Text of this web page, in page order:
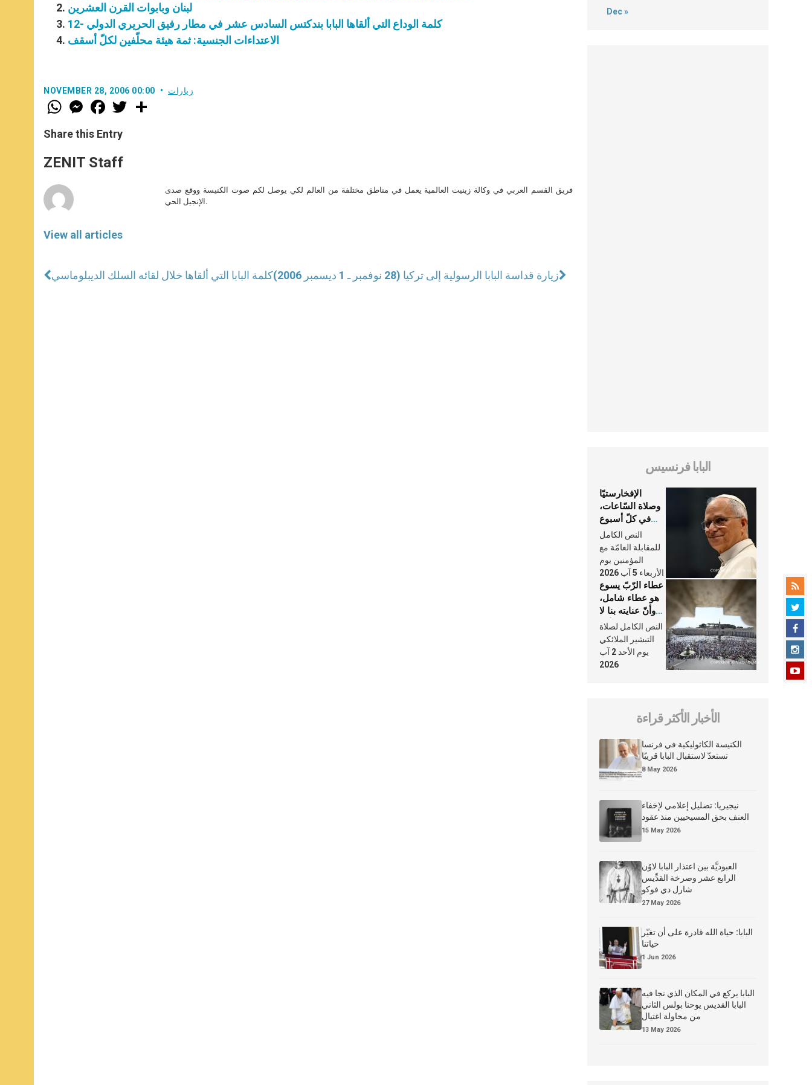
لبنان وبابوات القرن العشرين
12- كلمة الوداع التي ألقاها البابا بندكتس السادس عشر في مطار رفيق الحريري الدولي
الاعتداءات الجنسية: ثمة هيئة محلّفين لكلّ أسقف
NOVEMBER 28, 2006 00:00 زيارات
W
h
t
s
p
p
M
e
s
e
g
e
F
a
e
b
o
k
w
Share this Entry
ZENIT Staff
View all articles
فريق القسم العربي في وكالة زينيت العالمية يعمل في مناطق مختلفة من العالم لكي يوصل لكم صوت الكنيسة ووقع صدى
الإنجيل الحي.
كلمة البابا التي ألقاها خلال لقائه السلك الديبلوماسي زيارة قداسة البابا الرسولية إلى تركيا (28 نوفمبر ـ 1 ديسمبر 2006)
Dec »
البابا فرنسيس
الإفخارستيّا
وصلاة السّاعات،
في كلّ أسبوع
وكلّ يوم، هما
النَّفَس في حياة
الكنيسة
النص الكامل
للمقابلة العامّة مع
المؤمنين يوم
الأربعاء 5 آب 2026
عطاء الرّبّ يسوع
هو عطاء شامل،
وأنّ عنايته بنا لا
تغيب عنّا أبدًا
النص الكامل لصلاة
التبشير الملائكي
يوم الأحد 2 آب
2026
الأخبار الأكثر قراءة
الكنيسة الكاثوليكية في فرنسا
تستعدّ لاستقبال البابا قريبًا
8 May 2026
نيجيريا: تضليل إعلامي لإخفاء
العنف بحق المسيحيين منذ عقود
15 May 2026
العبوديَّة بين اعتذار البابا لاوُن
الرابع عشر وصرخة القدِّيس
شارل دي فوكو
27 May 2026
البابا: حياة الله قادرة على أن تغيّر
حياتنا
1 Jun 2026
البابا يركع في المكان الذي نجا فيه
البابا القديس يوحنا بولس الثاني
من محاولة اغتيال
13 May 2026